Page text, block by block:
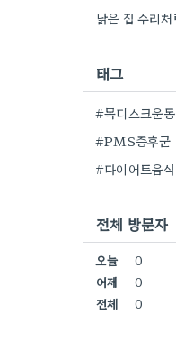
태그
#목디스크운동
#PMS증후군
#다이어트음식
전체 방문자
오늘
0
어제
0
전체
0